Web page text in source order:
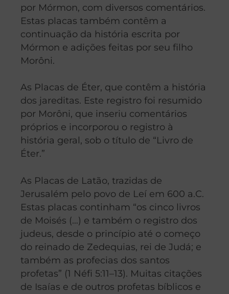
por Mórmon, com diversos comentários.
Estas placas também contêm a
continuação da história escrita por
Mórmon e adições feitas por seu filho
Morôni.
As Placas de Éter, que contêm a história
dos jareditas. Este registro foi resumido
por Morôni, que inseriu comentários
próprios e incorporou o registro à
história geral, sob o título de “Livro de
Éter.”
As Placas de Latão, trazidas de
Jerusalém pelo povo de Leí em 600 a.C.
Estas placas continham “os cinco livros
de Moisés (…) e também o registro dos
judeus, desde o princípio até o começo
do reinado de Zedequias, rei de Judá; e
também as profecias dos santos
profetas” (1 Néfi 5:11–13). Muitas citações
de Isaías e de outros profetas bíblicos e